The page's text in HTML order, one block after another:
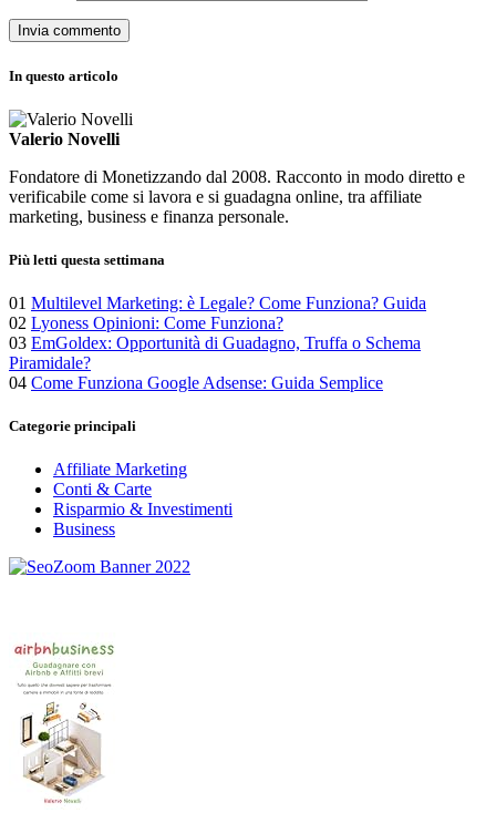
In questo articolo
Valerio Novelli
Fondatore di Monetizzando dal 2008. Racconto in modo diretto e
verificabile come si lavora e si guadagna online, tra affiliate
marketing, business e finanza personale.
Più letti questa settimana
01 Multilevel Marketing: è Legale? Come Funziona? Guida
02 Lyoness Opinioni: Come Funziona?
03 EmGoldex: Opportunità di Guadagno, Truffa o Schema
Piramidale?
04 Come Funziona Google Adsense: Guida Semplice
Categorie principali
Affiliate Marketing
Conti & Carte
Risparmio & Investimenti
Business